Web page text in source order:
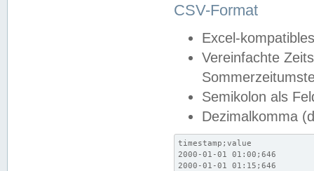
CSV-Format
Excel-
Vereinfachte
Semikolon als
Dezimalkomma
timestamp;value
2000-01-01 01:00;646
2000-01-01 01:15;646